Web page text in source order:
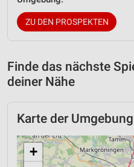
ZU DEN PROSPEKTEN
Finde das nächste
deiner Nähe
Karte der
+